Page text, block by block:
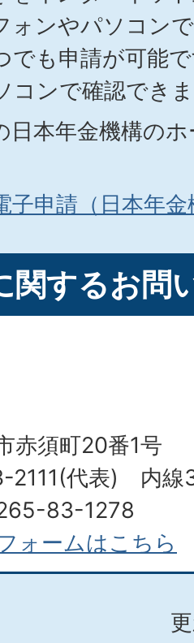
ォンやパソコン
でも申請が可能
コンで確認でき
日本年金機構の
子申請（日本年
関するお問
赤須町20番1号
2111(代表) 内線
83-1278
ォームはこちら